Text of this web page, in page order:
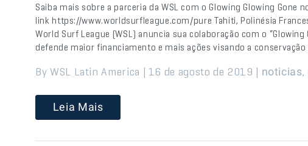
Saiba mais sobre a parceria da WSL com o Glowing Glowing Gone
link https://www.worldsurfleague.com/pure Tahiti, Polinésia
World Surf League (WSL) anuncia sua colaboração com o
defende maior financiamento e mais ações visando a
By WSL Latin America | 16 de agosto de 2019 | noticias,
Leia Mais